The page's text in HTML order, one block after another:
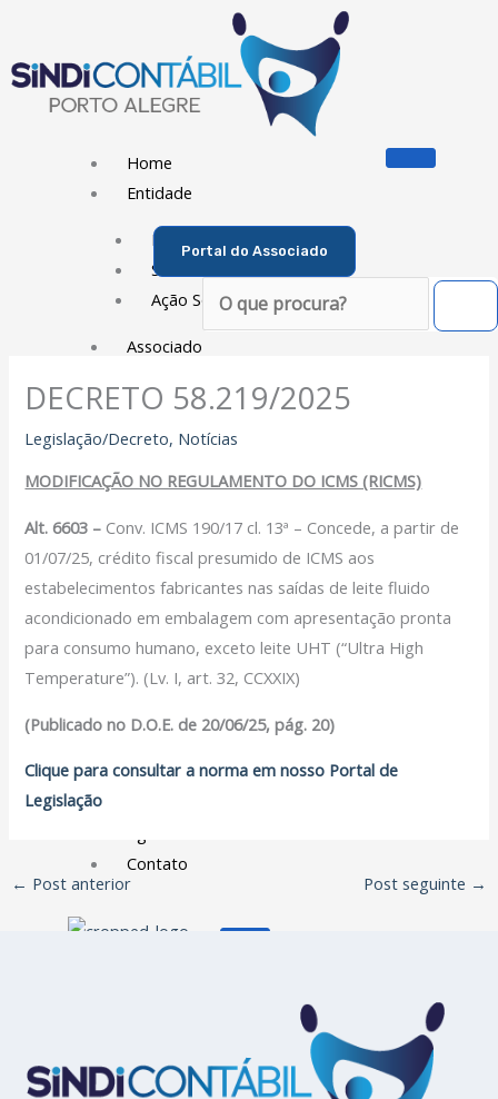
conteúdo
Home
Entidade
Diretoria
Sede Social
Ação Social
Associado
Porque ser um Associado
Contribuição Sindical
Dissídios e Convenções de Trabalho
Serviços
Assessoria Juridica
Cursos
Contato
Portal do Associado
Pesquisar
DECRETO 58.219/2025
Legislação/Decreto, Notícias
MODIFICAÇÃO NO REGULAMENTO DO ICMS (RICMS)
Alt. 6603 – Conv. ICMS 190/17 cl. 13ª – Concede, a partir de
01/07/25, crédito fiscal presumido de ICMS aos
estabelecimentos fabricantes nas saídas de leite fluido
acondicionado em embalagem com apresentação pronta
para consumo humano, exceto leite UHT (“Ultra High
Temperature”). (Lv. I, art. 32, CCXXIX)
(Publicado no D.O.E. de 20/06/25, pág. 20)
Clique para consultar a norma em nosso Portal de
Legislação
← Post anterior Post seguinte →